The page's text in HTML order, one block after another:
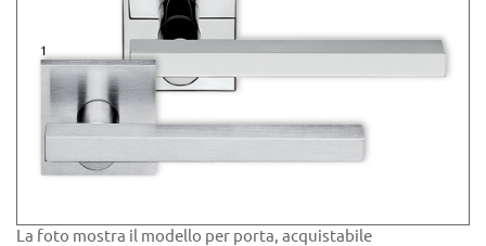
La foto mostra il modello per porta, acquistabile